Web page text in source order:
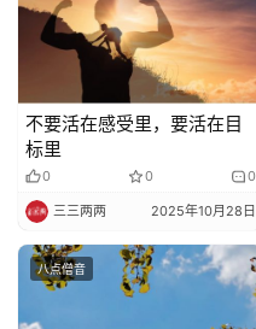
明
不要活在感受里，要活在目
标里
0 0 0
三三两两 2025年10月28日
八点僧音